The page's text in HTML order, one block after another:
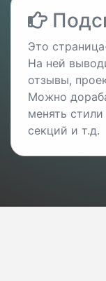
Это
На ней
отзывы,
Можно
менять
секций и т.д.